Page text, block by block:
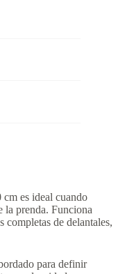
es ideal cuando
la prenda. Funciona
completas de delantales,
para definir